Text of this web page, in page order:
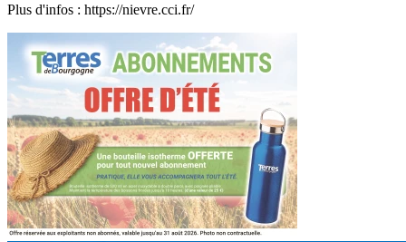
Plus d'infos : https://nievre.cci.fr/